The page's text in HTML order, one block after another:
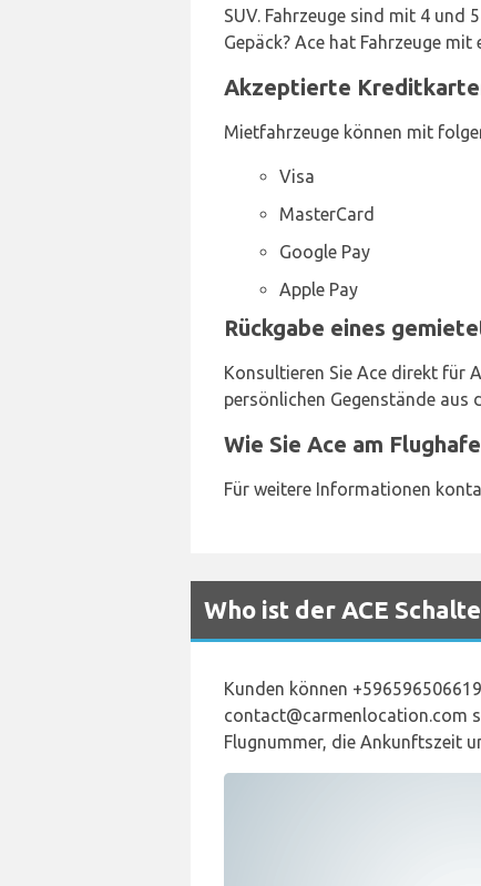
SUV. Fahrzeuge sind mit 4 und
Gepäck? Ace hat Fahrzeuge
Akzeptierte
Mietfahrzeuge können mit
Visa
MasterCard
Google Pay
Apple Pay
Rückgabe eines
Konsultieren Sie Ace direkt für
persönlichen Gegenstände aus
Wie Sie Ace am
Für weitere Informationen
Who ist der ACE
Kunden können
contact@carmenlocation.com
Flugnummer, die Ankunftszeit